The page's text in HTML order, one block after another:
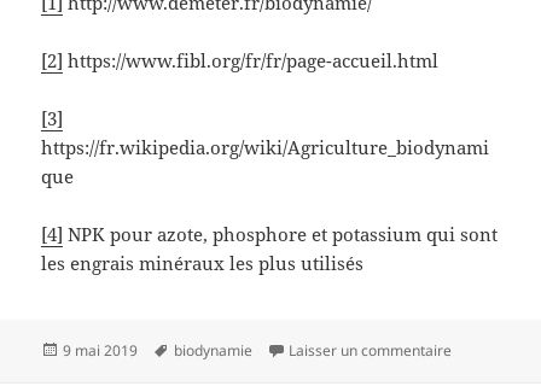
[2] https://www.fibl.org/fr/fr/page-accueil.html
[3]
https://fr.wikipedia.org/wiki/Agriculture_biodynami
que
[4] NPK pour azote, phosphore et potassium qui sont
les engrais minéraux les plus utilisés
Publié
9 mai 2019
Mots-
biodynamie Laisser un commentaire